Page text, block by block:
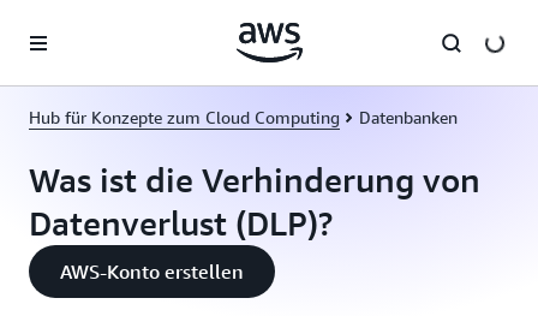
Überspringen zum Hauptinhalt
Hub für Konzepte zum Cloud Computing Datenbanken
Was ist die Verhinderung von
Datenverlust (DLP)?
AWS-Konto erstellen